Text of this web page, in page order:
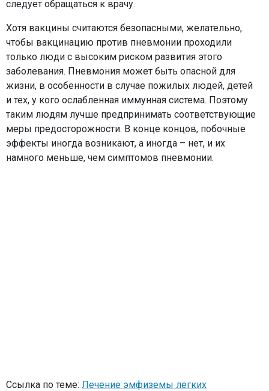
следует обращаться к врачу.
Хотя вакцины считаются безопасными, желательно,
чтобы вакцинацию против пневмонии проходили
только люди с высоким риском развития этого
заболевания. Пневмония может быть опасной для
жизни, в особенности в случае пожилых людей, детей
и тех, у кого ослабленная иммунная система. Поэтому
таким людям лучше предпринимать соответствующие
меры предосторожности. В конце концов, побочные
эффекты иногда возникают, а иногда – нет, и их
намного меньше, чем симптомов пневмонии.
Ссылка по теме: Лечение эмфиземы легких